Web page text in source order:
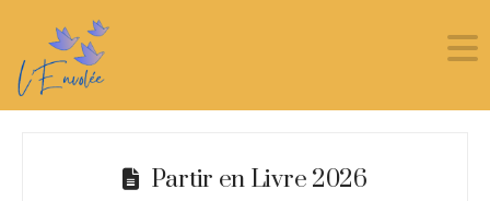
Partir en Livre 2026